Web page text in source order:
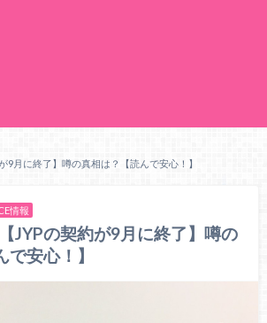
9月に終了】噂の真相は？【読んで安心！】
情報
JYPの契約が9月に終了】噂の
安心！】